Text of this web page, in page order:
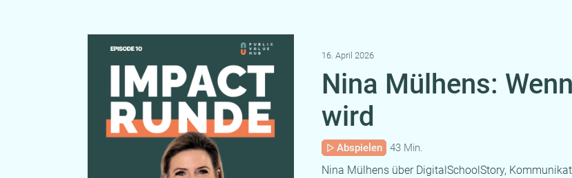
16. April 2026
Nina Mülhens:
wird
Abspielen 43 Min.
Nina Mülhens über DigitalSchoolStory,